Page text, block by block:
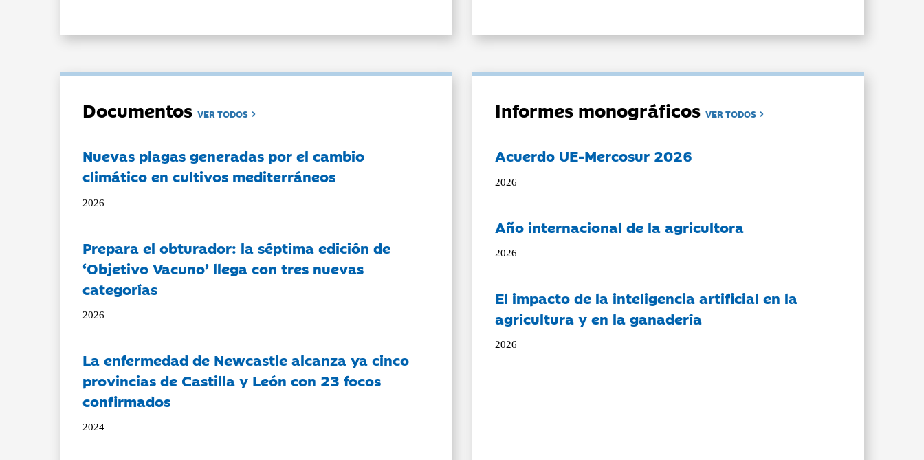
DocumentosVER TODOS
Nuevas plagas generadas por el cambio
climático en cultivos mediterráneos
2026
Prepara el obturador: la séptima edición de
‘Objetivo Vacuno’ llega con tres nuevas
categorías
2026
La enfermedad de Newcastle alcanza ya cinco
provincias de Castilla y León con 23 focos
confirmados
2024
Informes monográficosVER TODOS
Acuerdo UE-Mercosur 2026
2026
Año internacional de la agricultora
2026
El impacto de la inteligencia artificial en la
agricultura y en la ganadería
2026